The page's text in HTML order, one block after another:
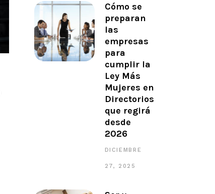
Cómo se
preparan
las
empresas
para
cumplir la
Ley Más
Mujeres en
Directorios
que regirá
desde
2026
DICIEMBRE
27, 2025